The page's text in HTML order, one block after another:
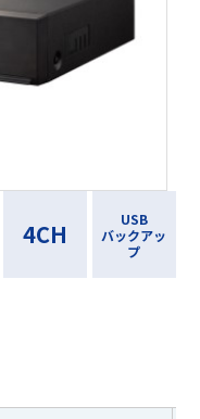
4CH
USB
バックアッ
プ